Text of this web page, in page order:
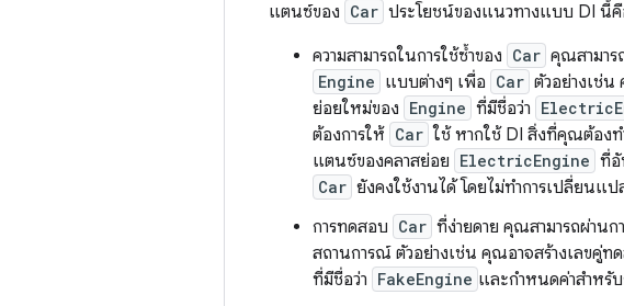
แตนซ์ของ Car ประโยชน์ของแนวทางแบบ DI นี้
ความสามารถในการใช้ซ้ำของ Car คุณสามาร
Engine แบบต่างๆ เพื่อ Car ตัวอย่างเช่
ย่อยใหม่ของ Engine ที่มีชื่อว่า
ต้องการให้ Car ใช้ หากใช้ DI สิ่งที่คุณต้อง
แตนซ์ของคลาสย่อย ElectricEngine ที่อั
Car ยังคงใช้งานได้ โดยไม่ทำการเปลี่ยนแป
การทดสอบ Car ที่ง่ายดาย คุณสามารถผ่าน
สถานการณ์ ตัวอย่างเช่น คุณอาจสร้างเลขคู่ท
ที่มีชื่อว่า FakeEngine และกำหนดค่าสำหรั